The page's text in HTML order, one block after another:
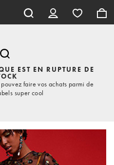
EST EN RUPTURE DE
faire vos achats parmi de
super cool